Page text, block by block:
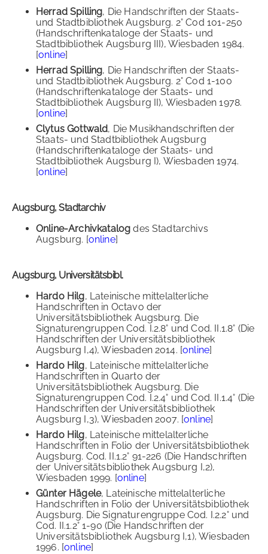
Herrad Spilling, Die Handschriften der Staats-
und Stadtbibliothek Augsburg. 2° Cod 101-250
(Handschriftenkataloge der Staats- und
Stadtbibliothek Augsburg III), Wiesbaden 1984.
[online]
Herrad Spilling, Die Handschriften der Staats-
und Stadtbibliothek Augsburg. 2° Cod 1-100
(Handschriftenkataloge der Staats- und
Stadtbibliothek Augsburg II), Wiesbaden 1978.
[online]
Clytus Gottwald, Die Musikhandschriften der
Staats- und Stadtbibliothek Augsburg
(Handschriftenkataloge der Staats- und
Stadtbibliothek Augsburg I), Wiesbaden 1974.
[online]
Augsburg, Stadtarchiv
Online-Archivkatalog des Stadtarchivs
Augsburg. [online]
Augsburg, Universitätsbibl.
Hardo Hilg, Lateinische mittelalterliche
Handschriften in Octavo der
Universitätsbibliothek Augsburg. Die
Signaturengruppen Cod. I.2.8° und Cod. II.1.8° (Die
Handschriften der Universitätsbibliothek
Augsburg I,4), Wiesbaden 2014. [online]
Hardo Hilg, Lateinische mittelalterliche
Handschriften in Quarto der
Universitätsbibliothek Augsburg. Die
Signaturengruppen Cod. I.2.4° und Cod. II.1.4° (Die
Handschriften der Universitätsbibliothek
Augsburg I,3), Wiesbaden 2007. [online]
Hardo Hilg, Lateinische mittelalterliche
Handschriften in Folio der Universitätsbibliothek
Augsburg. Cod. II.1.2° 91-226 (Die Handschriften
der Universitätsbibliothek Augsburg I,2),
Wiesbaden 1999. [online]
Günter Hägele, Lateinische mittelalterliche
Handschriften in Folio der Universitätsbibliothek
Augsburg. Die Signaturengruppe Cod. I.2.2° und
Cod. II.1.2° 1-90 (Die Handschriften der
Universitätsbibliothek Augsburg I,1), Wiesbaden
1996. [online]